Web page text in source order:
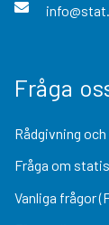
Fråga
Rådgivning
Fråga om
Vanliga frågor